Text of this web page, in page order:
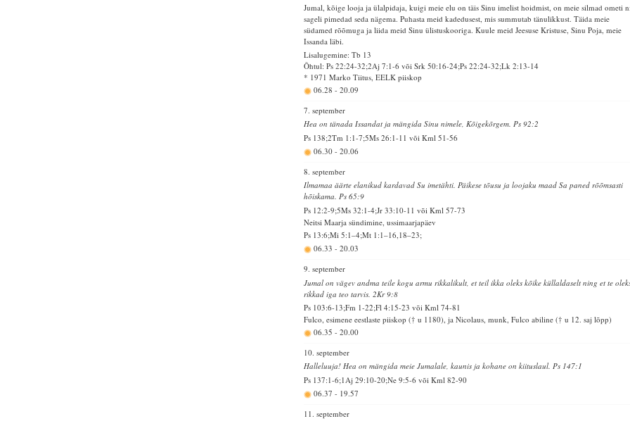
Jumal, kõige looja ja ülalpidaja, kuigi meie elu on täis Sinu imelist hoidmist, on meie silmad ometi
sageli pimedad seda nägema. Puhasta meid kadedusest, mis summutab tänulikkust. Täida meie
südamed rõõmuga ja liida meid Sinu ülistuskooriga. Kuule meid Jeesuse Kristuse, Sinu Poja, meie
Issanda läbi.
Lisalugemine: Tb 13
Õhtul: Ps 22:24-32;2Aj 7:1-6 või Srk 50:16-24;Ps 22:24-32;Lk 2:13-14
* 1971 Marko Tiitus, EELK piiskop
06.28-20.09
7. september
Hea on tänada Issandat ja mängida Sinu nimele, Kõigekõrgem. Ps 92:2
Ps 138;2Tm 1:1-7;5Ms 26:1-11 või Kml 51-56
06.30-20.06
8. september
Ilmamaa äärte elanikud kardavad Su imetähti. Päikese tõusu ja loojaku maad Sa paned rõõmsasti
hõiskama. Ps 65:9
Ps 12:2-9;5Ms 32:1-4;Jr 33:10-11 või Kml 57-73
Neitsi Maarja sündimine, ussimaarjapäev
Ps 13:6;Mi 5:1–4;Mt 1:1–16,18–23;
06.33-20.03
9. september
Jumal on vägev andma teile kogu armu rikkalikult, et teil ikka oleks kõike küllaldaselt ning et te
rikkad iga teo tarvis. 2Kr 9:8
Ps 103:6-13;Fm 1-22;Fl 4:15-23 või Kml 74-81
Fulco, esimene eestlaste piiskop († u 1180), ja Nicolaus, munk, Fulco abiline († u 12. saj lõpp)
06.35-20.00
10. september
Halleluuja! Hea on mängida meie Jumalale, kaunis ja kohane on kiituslaul. Ps 147:1
Ps 137:1-6;1Aj 29:10-20;Ne 9:5-6 või Kml 82-90
06.37- 19.57
11. september